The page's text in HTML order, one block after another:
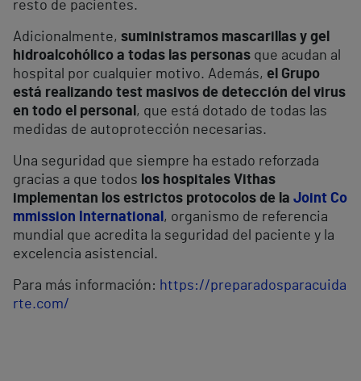
resto de pacientes.
Adicionalmente, suministramos mascarillas y gel
hidroalcohólico a todas las personas que acudan al
hospital por cualquier motivo. Además, el Grupo
está realizando test masivos de detección del virus
en todo el personal , que está dotado de todas las
medidas de autoprotección necesarias.
Una seguridad que siempre ha estado reforzada
gracias a que todos los hospitales Vithas
implementan los estrictos protocolos de la Joint Co
mmission International , organismo de referencia
mundial que acredita la seguridad del paciente y la
excelencia asistencial.
Para más información: https://preparadosparacuida
rte.com/